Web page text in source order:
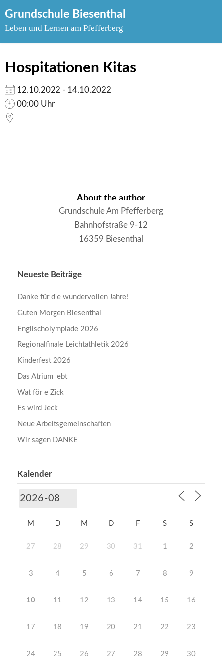
to
Grundschule Biesenthal
Leben und Lernen am Pfefferberg
Hospitationen Kitas
12.10.2022 - 14.10.2022
00:00 Uhr
About the author
Grundschule Am Pfefferberg
Bahnhofstraße 9-12
16359 Biesenthal
Neueste Beiträge
Danke für die wundervollen Jahre!
Guten Morgen Biesenthal
Englischolympiade 2026
Regionalfinale Leichtathletik 2026
Kinderfest 2026
Das Atrium lebt
Wat för e Zick
Es wird Jeck
Neue Arbeitsgemeinschaften
Wir sagen DANKE
Kalender
M D M D F S S
27 28 29 30 31 1 2
3 4 5 6 7 8 9
10 11 12 13 14 15 16
17 18 19 20 21 22 23
24 25 26 27 28 29 30